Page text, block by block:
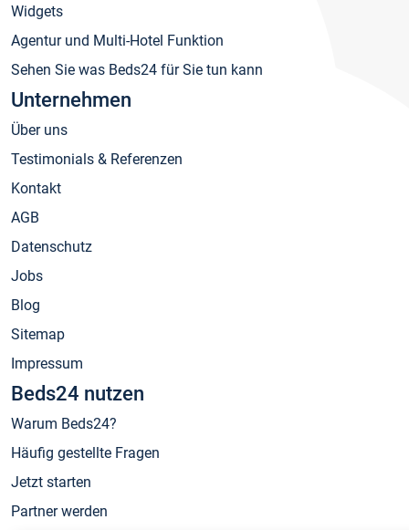
Widgets
Agentur und Multi-Hotel Funktion
Sehen Sie was Beds24 für Sie tun kann
Unternehmen
Über uns
Testimonials & Referenzen
Kontakt
AGB
Datenschutz
Jobs
Blog
Sitemap
Impressum
Beds24 nutzen
Warum Beds24?
Häufig gestellte Fragen
Jetzt starten
Partner werden